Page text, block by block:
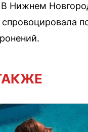
Нижнем
спровоцировала